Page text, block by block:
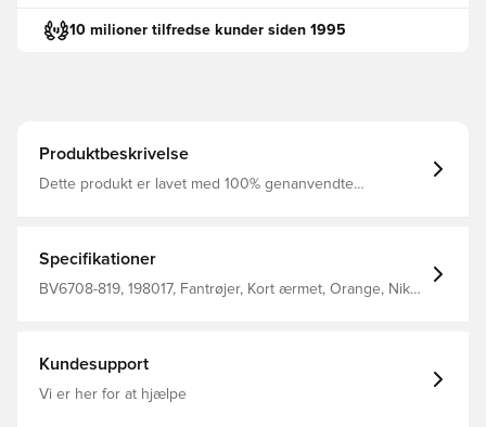
10 milioner tilfredse kunder siden 1995
Produktbeskrivelse
Dette produkt er lavet med 100% genanvendte
på ryggen tilføjer ventilation samt en øget åndbarhed
Specifikationer
BV6708-819, 198017, Fantrøjer, Kort ærmet, Orange, Nike,
Kundesupport
Vi er her for at hjælpe